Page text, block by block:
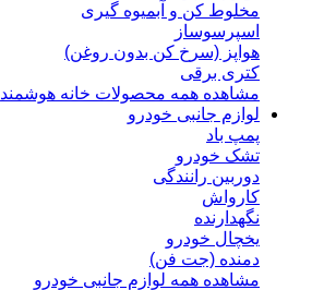
مخلوط کن و آبمیوه گیری
اسپرسوساز
هواپز (سرخ کن بدون روغن)
کتری برقی
مشاهده همه محصولات خانه هوشمند
لوازم جانبی خودرو
پمپ باد
تشک خودرو
دوربین رانندگی
کارواش
نگهدارنده
یخچال خودرو
دمنده (جت فن)
مشاهده همه لوازم جانبی خودرو